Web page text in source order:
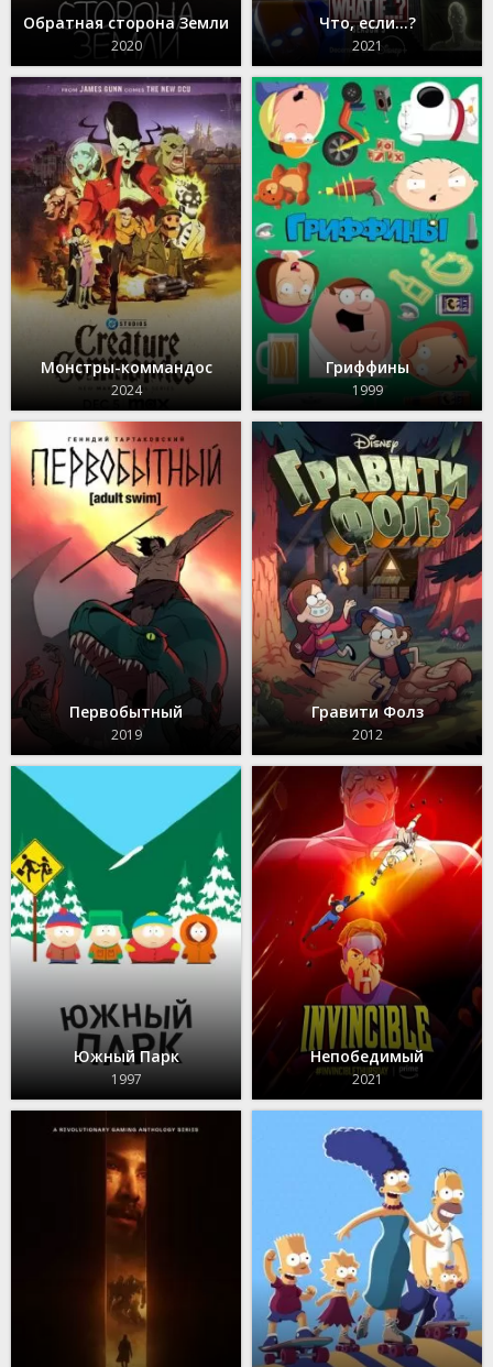
Обратная сторона Земли
2020
Что, если...?
2021
Монстры-коммандос
2024
Гриффины
1999
Первобытный
2019
Гравити Фолз
2012
Южный Парк
1997
Непобедимый
2021